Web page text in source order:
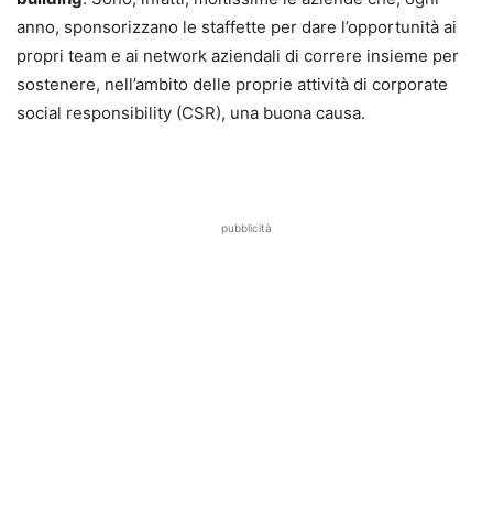
anno, sponsorizzano le staffette per dare l’opportunità ai
propri team e ai network aziendali di correre insieme per
sostenere, nell’ambito delle proprie attività di corporate
social responsibility (CSR), una buona causa.
pubblicità